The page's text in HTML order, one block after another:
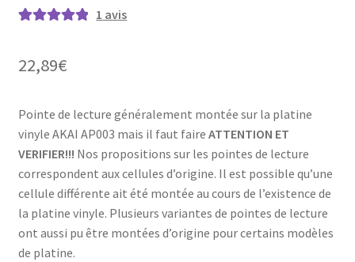
notation
1 avis
22,89€
Pointe de lecture généralement montée sur la platine
vinyle AKAI AP003 mais il faut faire ATTENTION ET
VERIFIER!!! Nos propositions sur les pointes de lecture
correspondent aux cellules d’origine. Il est possible qu’une
cellule différente ait été montée au cours de l’existence de
la platine vinyle. Plusieurs variantes de pointes de lecture
ont aussi pu être montées d’origine pour certains modèles
de platine.